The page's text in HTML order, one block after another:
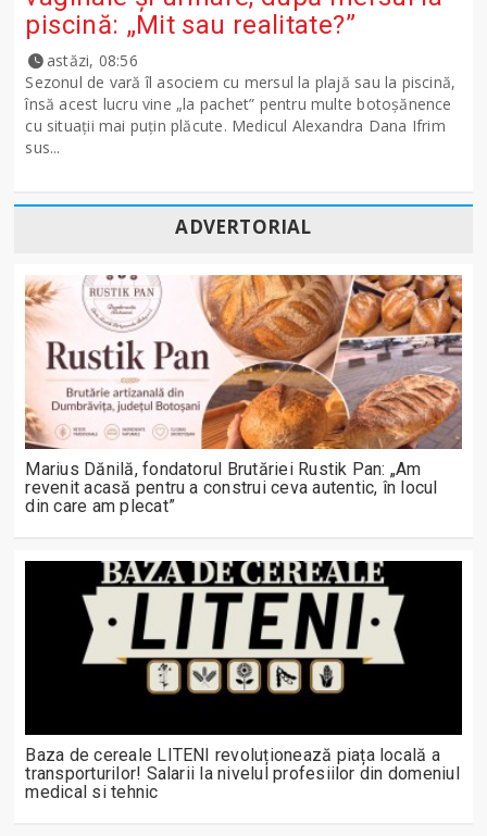
piscină: „Mit sau realitate?”
astăzi, 08:56
Sezonul de vară îl asociem cu mersul la plajă sau la piscină,
însă acest lucru vine „la pachet” pentru multe botoșănence
cu situații mai puțin plăcute. Medicul Alexandra Dana Ifrim
sus...
ADVERTORIAL
Marius Dănilă, fondatorul Brutăriei Rustik Pan: „Am
revenit acasă pentru a construi ceva autentic, în locul
din care am plecat”
Baza de cereale LITENI revoluționează piața locală a
transporturilor! Salarii la nivelul profesiilor din domeniul
medical si tehnic